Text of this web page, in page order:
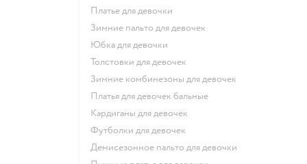
Платье для девочки
Зимние пальто для девочек
Юбка для девочки
Толстовки для девочек
Зимние комбинезоны для девочек
Платья для девочек бальные
Кардиганы для девочек
Футболки для девочек
Демисезонное пальто для девочки